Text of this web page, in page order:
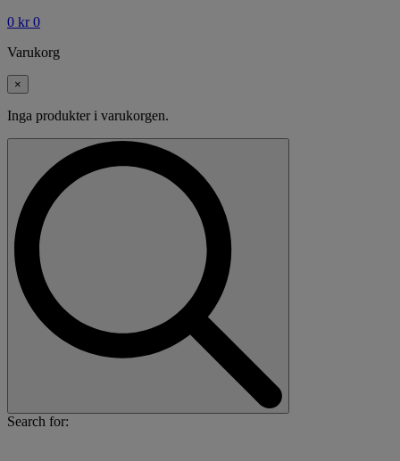
0 kr 0
Varukorg
×
Inga produkter i varukorgen.
Search for: